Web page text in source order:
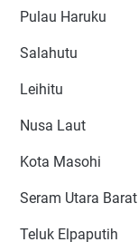
Pulau Haruku
Salahutu
Leihitu
Nusa Laut
Kota Masohi
Seram Utara Barat
Teluk Elpaputih